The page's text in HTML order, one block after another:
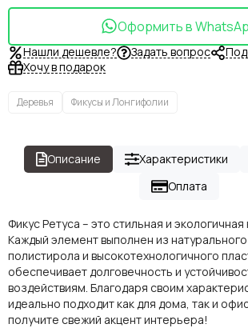
Оформить в
Нашли дешевле? Задать вопрос
Хочу в подарок
Деревья Фикусы и Лонгифолии
Описание Характеристики
Оплата
Фикус Ретуса – это стильная и
Каждый элемент выполнен из
полистирола и высокотехнологичного
обеспечивает долговечность и
воздействиям. Благодаря своим
идеально подходит как для дома, так и
получите свежий акцент интерьера!